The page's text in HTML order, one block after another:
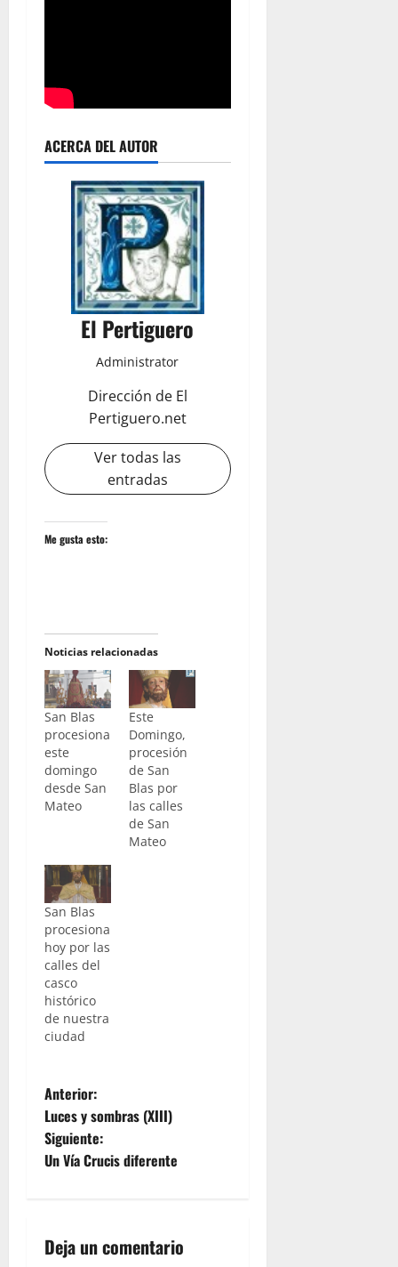
ACERCA DEL AUTOR
El Pertiguero
Administrator
Dirección de El
Pertiguero.net
Ver todas las
entradas
Me gusta esto:
Noticias relacionadas
San Blas
procesiona
este
domingo
desde San
Mateo
Este
Domingo,
procesión
de San
Blas por
las calles
de San
Mateo
San Blas
procesiona
hoy por las
calles del
casco
histórico
de nuestra
ciudad
N
a
v
g
Anterior:
Luces y sombras (XIII)
Siguiente:
Un Vía Crucis diferente
Deja un comentario